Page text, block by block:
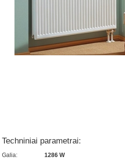
Techniniai parametrai:
Galia:
1286 W